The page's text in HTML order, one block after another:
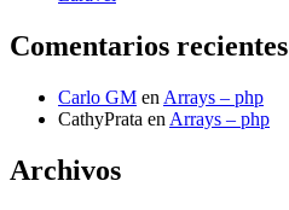
Comentarios recientes
Carlo GM en Arrays – php
CathyPrata en Arrays – php
Archivos